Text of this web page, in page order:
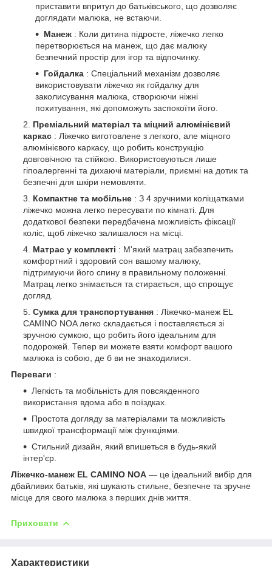
приставити впритул до батьківського, що дозволяє
доглядати малюка, не встаючи.
Манеж : Коли дитина підросте, ліжечко легко
перетворюється на манеж, що дає малюку
безпечний простір для ігор та відпочинку.
Гойдалка : Спеціальний механізм дозволяє
використовувати ліжечко як гойдалку для
заколисування малюка, створюючи ніжні
похитування, які допоможуть заспокоїти його.
Преміальний матеріал та міцний алюмінієвий
каркас : Ліжечко виготовлене з легкого, але міцного
алюмінієвого каркасу, що робить конструкцію
довговічною та стійкою. Використовуються лише
гіпоалергенні та дихаючі матеріали, приємні на дотик та
безпечні для шкіри немовляти.
Компактне та мобільне : З 4 зручними коліщатками
ліжечко можна легко пересувати по кімнаті. Для
додаткової безпеки передбачена можливість фіксації
коліс, щоб ліжечко залишалося на місці.
Матрас у комплекті : М'який матрац забезпечить
комфортний і здоровий сон вашому малюку,
підтримуючи його спину в правильному положенні.
Матрац легко знімається та стирається, що спрощує
догляд.
Сумка для транспортування : Ліжечко-манеж EL
CAMINO NOA легко складається і поставляється зі
зручною сумкою, що робить його ідеальним для
подорожей. Тепер ви можете взяти комфорт вашого
малюка із собою, де б ви не знаходилися.
Переваги :
Легкість та мобільність для повсякденного
використання вдома або в поїздках.
Простота догляду за матеріалами та можливість
швидкої трансформації між функціями.
Стильний дизайн, який впишеться в будь-який
інтер'єр.
Ліжечко-манеж EL CAMINO NOA — це ідеальний вибір для
дбайливих батьків, які шукають стильне, безпечне та зручне
місце для свого малюка з перших днів життя.
Приховати
Характеристики